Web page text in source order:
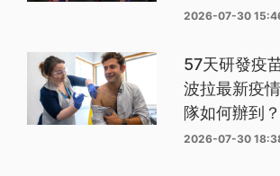
2026-07-30
57天研發疫
波拉最新疫
隊如何辦到？
2026-07-30